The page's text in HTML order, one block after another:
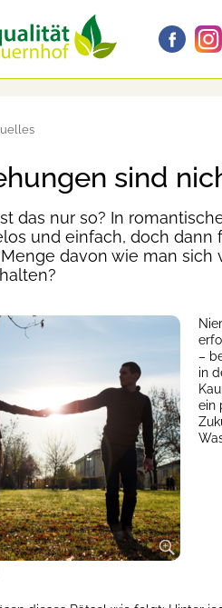
sind
das nur so? In
und einfach, doch dann
davon wie man sich
–
in
ein